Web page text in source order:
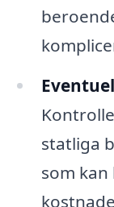
statliga
som